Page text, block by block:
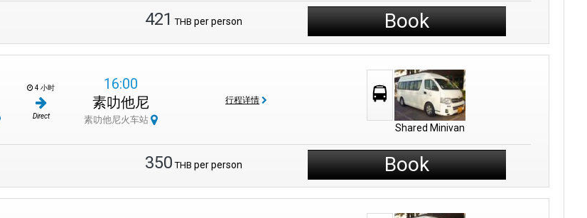
421 THB per person Book
4 小时
Direct
16:00
素叻他尼
素叻他尼火车站
行程详情
Shared Minivan
350 THB per person Book